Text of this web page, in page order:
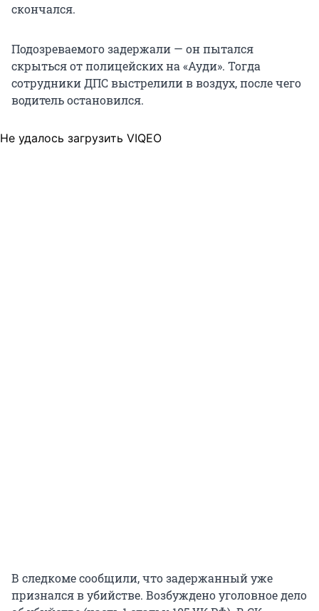
скончался.
Подозреваемого задержали — он пытался
скрыться от полицейских на «Ауди». Тогда
сотрудники ДПС выстрелили в воздух, после чего
водитель остановился.
Не удалось загрузить VIQEO
В следкоме сообщили, что задержанный уже
признался в убийстве. Возбуждено уголовное дело